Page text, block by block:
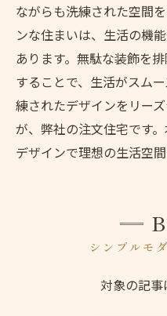
ながらも洗練された空間
ンな住まいは、生活の機
あります。無駄な装飾を
することで、生活がスム
練されたデザインをリー
が、弊社の注文住宅です
デザインで理想の生活空
シンプルモ
対象の記